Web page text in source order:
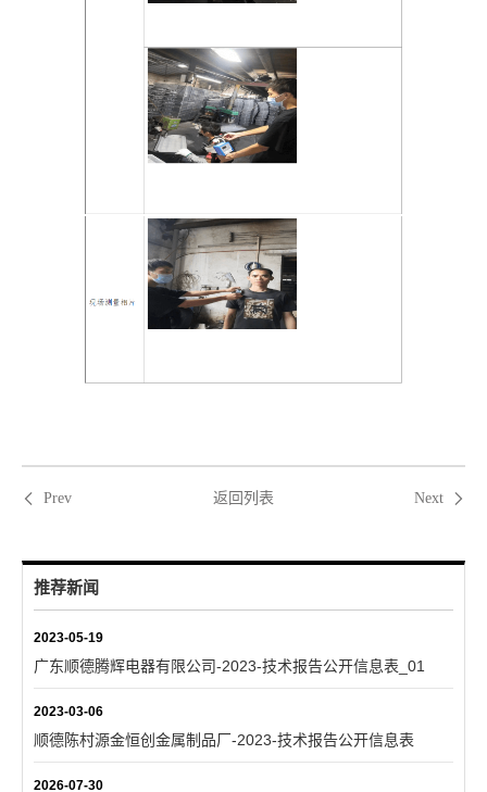
Prev 返回列表 Next
推荐新闻
2023-05-19
广东顺德腾辉电器有限公司-2023-技术报告公开信息表_01
2023-03-06
顺德陈村源金恒创金属制品厂-2023-技术报告公开信息表
2026-07-30